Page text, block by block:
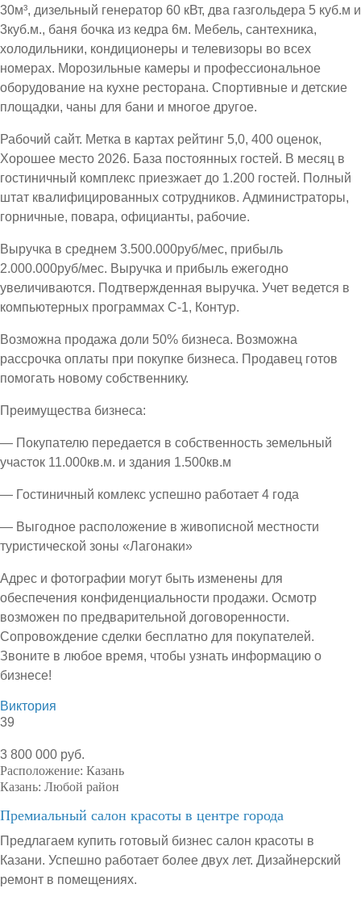
30м³, дизельный генератор 60 кВт, два газгольдера 5 куб.м и
3куб.м., баня бочка из кедра 6м. Мебель, сантехника,
холодильники, кондиционеры и телевизоры во всех
номерах. Морозильные камеры и профессиональное
оборудование на кухне ресторана. Спортивные и детские
площадки, чаны для бани и многое другое.
Рабочий сайт. Метка в картах рейтинг 5,0, 400 оценок,
Хорошее место 2026. База постоянных гостей. В месяц в
гостиничный комплекс приезжает до 1.200 гостей. Полный
штат квалифицированных сотрудников. Администраторы,
горничные, повара, официанты, рабочие.
Выручка в среднем 3.500.000руб/мес, прибыль
2.000.000руб/мес. Выручка и прибыль ежегодно
увеличиваются. Подтвержденная выручка. Учет ведется в
компьютерных программах С-1, Контур.
Возможна продажа доли 50% бизнеса. Возможна
рассрочка оплаты при покупке бизнеса. Продавец готов
помогать новому собственнику.
Преимущества бизнеса:
— Покупателю передается в собственность земельный
участок 11.000кв.м. и здания 1.500кв.м
— Гостиничный комлекс успешно работает 4 года
— Выгодное расположение в живописной местности
туристической зоны «Лагонаки»
Адрес и фотографии могут быть изменены для
обеспечения конфиденциальности продажи. Осмотр
возможен по предварительной договоренности.
Сопровождение сделки бесплатно для покупателей.
Звоните в любое время, чтобы узнать информацию о
бизнесе!
Виктория
39
3 800 000 руб.
Расположение: Казань
Казань: Любой район
Премиальный салон красоты в центре города
Предлагаем купить готовый бизнес салон красоты в
Казани. Успешно работает более двух лет. Дизайнерский
ремонт в помещениях.